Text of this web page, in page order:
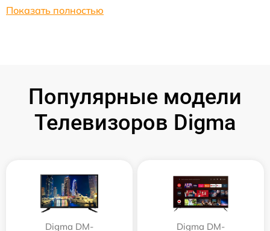
Показать полностью
Популярные модели
Телевизоров Digma
Digma DM-
Digma DM-